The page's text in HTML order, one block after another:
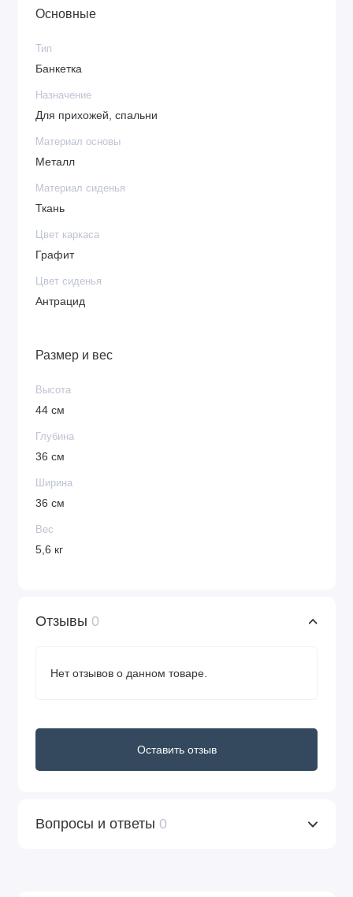
Основные
Тип
Банкетка
Назначение
Для прихожей, спальни
Материал основы
Металл
Материал сиденья
Ткань
Цвет каркаса
Графит
Цвет сиденья
Антрацид
Размер и вес
Высота
44 см
Глубина
36 см
Ширина
36 см
Вес
5,6 кг
Отзывы 0
Нет отзывов о данном товаре.
Оставить отзыв
Вопросы и ответы 0